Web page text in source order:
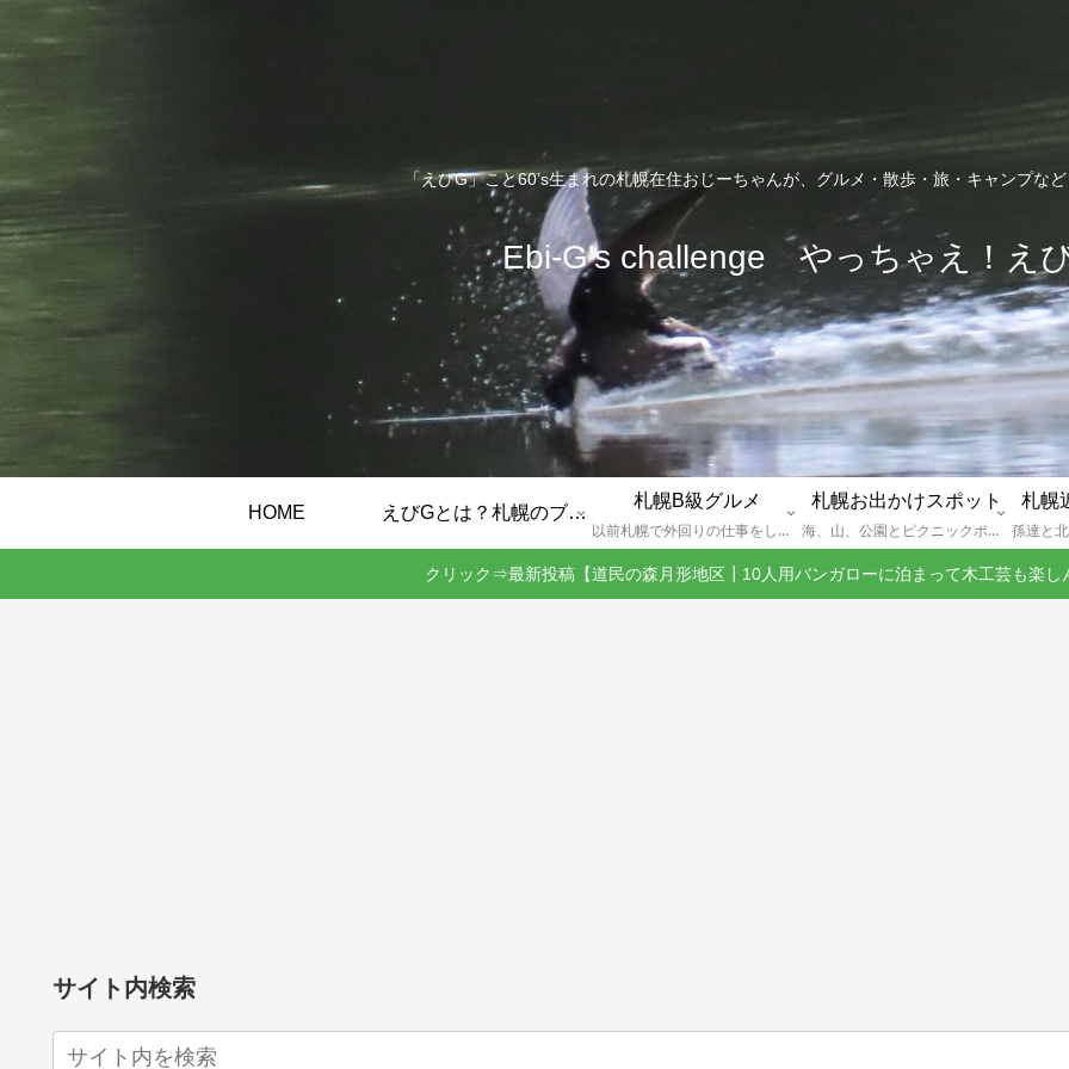
「えびG」こと60’s生まれの札幌在住おじーちゃんが、グルメ・散歩・旅・キャンプな
Ebi-G's challenge やっちゃえ！え
HOME えびGとは？札幌のブログ運営者プロフィール
札幌B級グルメ
以前札幌で外回りの仕事をしていた還暦過ぎブロガー「えびG」がランチ（サラリーマンランチ、サラメシ）を中心に、おそば、ラーメン、中華、日替わりランチを「札幌Bグルメ」と題してレポートしているブログカテゴリーのページです。現在は定年後の再雇用で札幌中とはいかなまでも会社の近くのすすきの界隈や家のある札幌市南区を中心に徘徊しております。
札幌お出かけスポット
海、山、公園とピクニックポイントや名所、旧跡などなど、、、、、札幌はもとより郊外の無理なく日帰りでいって帰ってこれるお出かけスポットを孫っち達（小学５、３年生、幼稚園年長さんの３人）とえびGがお出かけをして紹介しているページです。
札幌
クリック⇒最新投稿【道民の森月形地区┃10人用バンガローに泊まって木工芸も楽し
サイト内検索